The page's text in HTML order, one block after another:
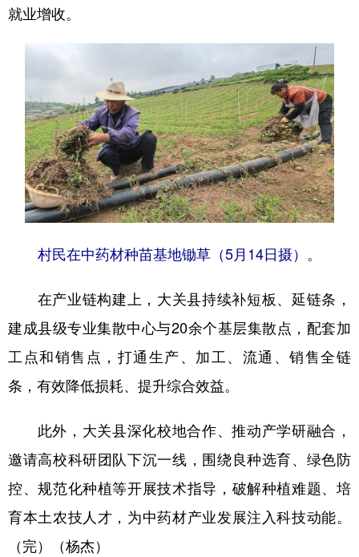
就业增收。
村民在中药材种苗基地锄草（5月14日摄）。
在产业链构建上，大关县持续补短板、延链条，
建成县级专业集散中心与20余个基层集散点，配套加
工点和销售点，打通生产、加工、流通、销售全链
条，有效降低损耗、提升综合效益。
此外，大关县深化校地合作、推动产学研融合，
邀请高校科研团队下沉一线，围绕良种选育、绿色防
控、规范化种植等开展技术指导，破解种植难题、培
育本土农技人才，为中药材产业发展注入科技动能。
（完）（杨杰）